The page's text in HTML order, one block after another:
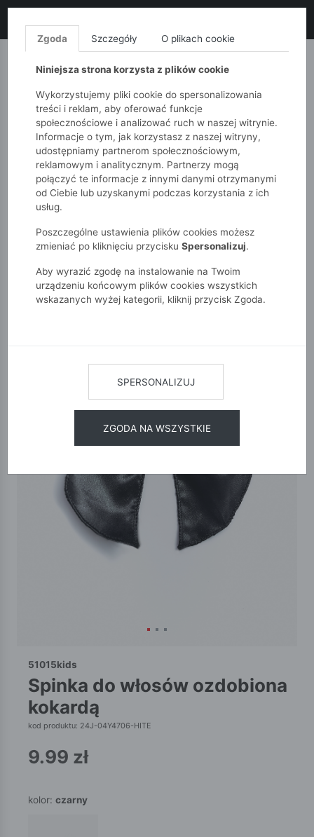
MONNARI QUIOSQUE
51015kids
Dziewczynki 7-12 lat
Spinka do włosów ozdobiona kokardą
51015kids
spinka do włosów ozdobiona
kokardą
kod produktu: 24J-04Y4706-HITE
9.99 zł
kolor: czarny
Zgoda Szczegóły O plikach cookie
Niniejsza strona korzysta z plików cookie
Wykorzystujemy pliki cookie do spersonalizowania
treści i reklam, aby oferować funkcje
społecznościowe i analizować ruch w naszej witrynie.
Informacje o tym, jak korzystasz z naszej witryny,
udostępniamy partnerom społecznościowym,
reklamowym i analitycznym. Partnerzy mogą
połączyć te informacje z innymi danymi otrzymanymi
od Ciebie lub uzyskanymi podczas korzystania z ich
usług.
Poszczególne ustawienia plików cookies możesz
zmieniać po kliknięciu przycisku Spersonalizuj.
Aby wyrazić zgodę na instalowanie na Twoim
urządzeniu końcowym plików cookies wszystkich
wskazanych wyżej kategorii, kliknij przycisk Zgoda.
SPERSONALIZUJ
ZGODA NA WSZYSTKIE